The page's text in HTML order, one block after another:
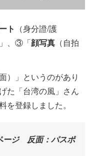
ト （身分證/護
」、③「顔写真 （自拍
面）」というのがあり
た「台湾の風」さん
登録しました。
ージ 反面：パスポ